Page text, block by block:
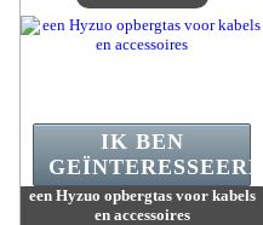
een Hyzuo opbergtas voor kabels
en accessoires
IK BEN
GEÏNTERESSEERD.